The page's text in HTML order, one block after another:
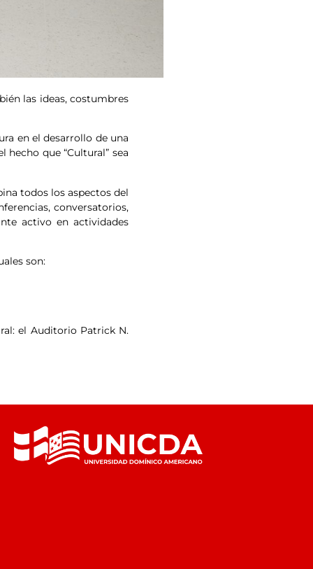
las ideas, costumbres
en el desarrollo de una
que “Cultural” sea
todos los aspectos del
conversatorios,
activo en actividades
son:
el Auditorio Patrick N.